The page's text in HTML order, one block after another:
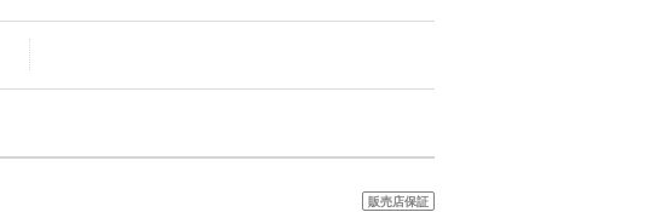
販売店保証